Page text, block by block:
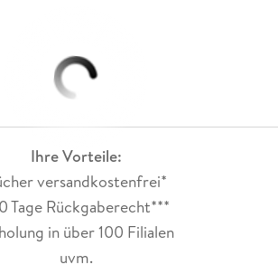
Ihre Vorteile:
versandkostenfrei*
Tage Rückgaberecht***
in über 100 Filialen
uvm.